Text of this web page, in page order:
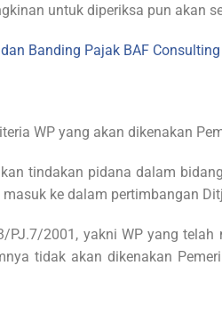
untuk diperiksa pun akan
Banding Pajak BAF Consulting
WP yang akan dikenakan
tindakan pidana dalam
ke dalam pertimbangan
PJ.7/2001, yakni WP yang telah
tidak akan dikenakan